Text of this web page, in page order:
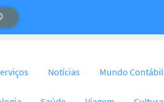
Notícias Mundo Contábil